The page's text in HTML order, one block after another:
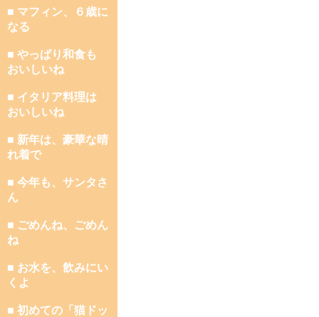
■ マフィン、６歳に
なる
■ やっぱり和食も
おいしいね
■ イタリア料理は
おいしいね
■ 新年は、豪華な晴
れ着で
■ 今年も、サンタさ
ん
■ ごめんね、ごめん
ね
■ お水を、飲みにい
くよ
■ 初めての「猫ドッ